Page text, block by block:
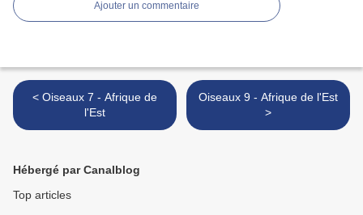
Ajouter un commentaire
< Oiseaux 7 - Afrique de
l'Est
Oiseaux 9 - Afrique de l'Est
>
Hébergé par Canalblog
Top articles